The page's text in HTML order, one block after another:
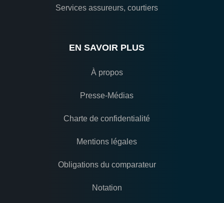
Services assureurs, courtiers
EN SAVOIR PLUS
À propos
Presse-Médias
Charte de confidentialité
Mentions légales
Obligations du comparateur
Notation